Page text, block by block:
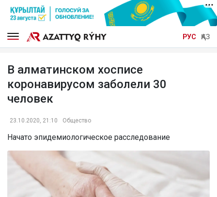
РУС ҚАЗ
В алматинском хосписе
коронавирусом заболели 30
человек
23.10.2020, 21:10 Общество
Начато эпидемиологическое расследование